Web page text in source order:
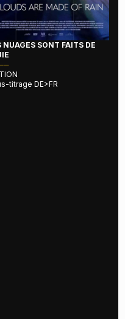
NUAGES SONT FAITS DE
titrage DE>FR